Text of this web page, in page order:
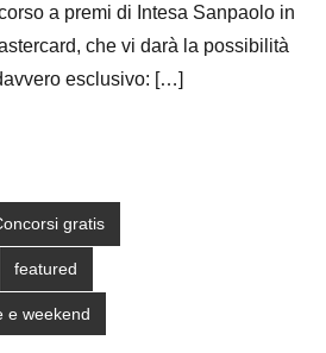
a premi di Intesa Sanpaolo in
che vi darà la possibilità
esclusivo: […]
gratis
featured
e weekend